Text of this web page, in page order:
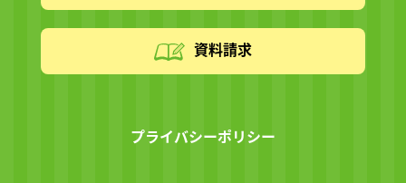
資料請求
プライバシーポリシー